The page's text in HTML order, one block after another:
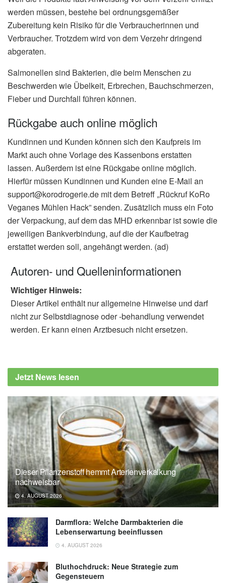
werden müssen, bestehe bei ordnungsgemäßer
Zubereitung kein Risiko für die Verbraucherinnen und
Verbraucher. Trotzdem wird von dem Verzehr dringend
abgeraten.
Salmonellen sind Bakterien, die beim Menschen zu
Beschwerden wie Übelkeit, Erbrechen, Bauchschmerzen,
Fieber und Durchfall führen können.
Rückgabe auch online möglich
Kundinnen und Kunden können sich den Kaufpreis im
Markt auch ohne Vorlage des Kassenbons erstatten
lassen. Außerdem ist eine Rückgabe online möglich.
Hierfür müssen Kundinnen und Kunden eine E-Mail an
support@korodrogerie.de mit dem Betreff „Rückruf KoRo
Veganes Mühlen Hack” senden. Zusätzlich muss ein Foto
der Verpackung, auf dem das MHD erkennbar ist sowie die
jeweiligen Bankverbindung, auf die der Kaufbetrag
erstattet werden soll, angehängt werden. (ad)
Autoren- und Quelleninformationen
Wichtiger Hinweis:
Dieser Artikel enthält nur allgemeine Hinweise und darf
nicht zur Selbstdiagnose oder -behandlung verwendet
werden. Er kann einen Arztbesuch nicht ersetzen.
Jetzt News lesen
Dieser Pflanzenstoff hemmt Arterienverkalkung
nachweisbar
4. AUGUST 2026
Darmflora: Welche Darmbakterien die
Lebenserwartung beeinflussen
4. AUGUST 2026
Bluthochdruck: Neue Strategie zum
Gegensteuern